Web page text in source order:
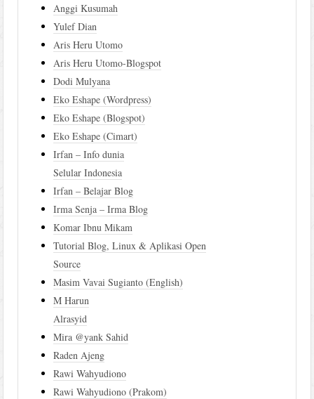
Anggi Kusumah
Yulef Dian
Aris Heru Utomo
Aris Heru Utomo-Blogspot
Dodi Mulyana
Eko Eshape (Wordpress)
Eko Eshape (Blogspot)
Eko Eshape (Cimart)
Irfan – Info dunia
Selular Indonesia
Irfan – Belajar Blog
Irma Senja – Irma Blog
Komar Ibnu Mikam
Tutorial Blog, Linux & Aplikasi Open
Source
Masim Vavai Sugianto (English)
M Harun
Alrasyid
Mira @yank Sahid
Raden Ajeng
Rawi Wahyudiono
Rawi Wahyudiono (Prakom)